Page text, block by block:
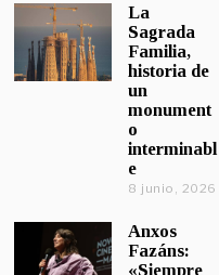
La
Sagrada
Familia,
historia de
un
monument
o
interminabl
e
8 junio, 2026
Anxos
Fazáns:
«Siempre